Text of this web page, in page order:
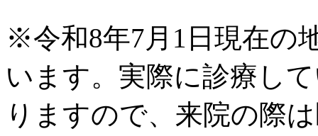
※令和8年7月1日現在の
います。実際に診療し
りますので、来院の際